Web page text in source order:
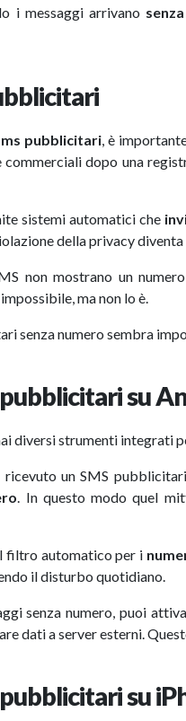
i messaggi arrivano
pubblicitari, è
dopo una
sistemi automatici che
della privacy
non mostrano un
ma non lo è.
senza numero sembra
su
diversi strumenti integrati
ricevuto un SMS
. In questo modo quel
filtro automatico per i
il disturbo quotidiano.
senza numero, puoi
dati a server esterni.
su